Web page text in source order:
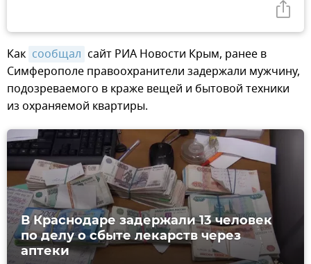
Как сообщал сайт РИА Новости Крым, ранее в
Симферополе правоохранители задержали мужчину,
подозреваемого в краже вещей и бытовой техники
из охраняемой квартиры.
В Краснодаре задержали 13 человек
по делу о сбыте лекарств через
аптеки